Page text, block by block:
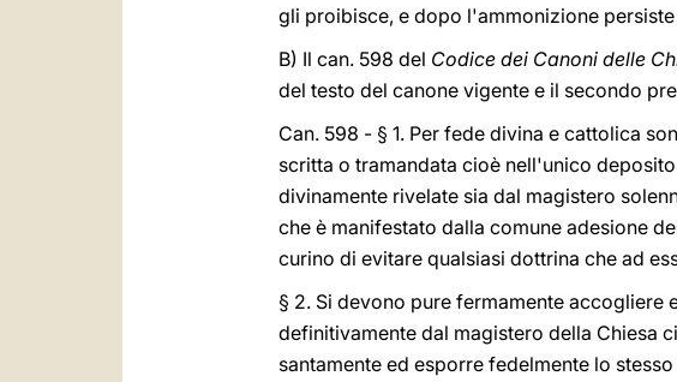
gli proibisce, e dopo l'ammonizione
B) Il can. 598 del Codice dei Canoni delle
del testo del canone vigente e il secondo
Can. 598 - § 1. Per fede divina e cattolica
scritta o tramandata cioè nell'unico
divinamente rivelate sia dal magistero
che è manifestato dalla comune adesione
curino di evitare qualsiasi dottrina che ad
§ 2. Si devono pure fermamente accogliere
definitivamente dal magistero della Chiesa
santamente ed esporre fedelmente lo